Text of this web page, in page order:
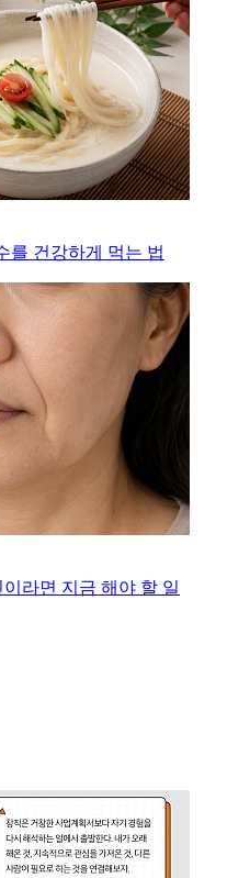
를 건강하게 먹는 법
라면 지금 해야 할 일